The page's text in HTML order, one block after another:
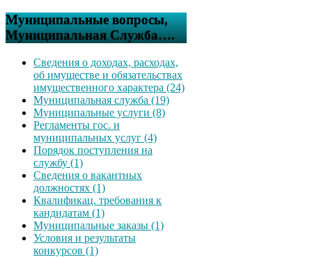
Муниципальные вопросы,
Муниципальная Служба….
Сведения о доходах, расходах,
об имуществе и обязательствах
имущественного характера (24)
Муниципальная служба (19)
Муниципальные услуги (8)
Регламенты гос. и
муниципальных услуг (4)
Порядок поступления на
службу (1)
Сведения о вакантных
должностях (1)
Квалификац. требования к
кандидатам (1)
Муниципальные заказы (1)
Условия и результаты
конкурсов (1)